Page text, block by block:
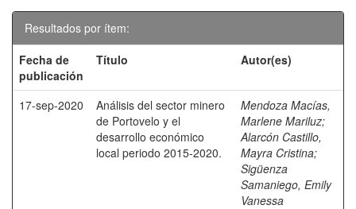
Resultados por ítem:
Fecha de
publicación
Título Autor(es)
17-sep-2020
Análisis del sector minero
de Portovelo y el
desarrollo económico
local periodo 2015-2020.
Mendoza Macías,
Marlene Mariluz;
Alarcón Castillo,
Mayra Cristina;
Sigüenza
Samaniego, Emily
Vanessa